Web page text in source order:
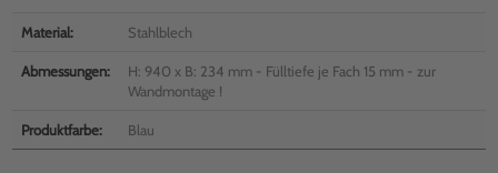
Material: Stahlblech
Abmessungen:
H: 940 x B: 234 mm - Fülltiefe je Fach 15 mm - zur
Wandmontage !
Produktfarbe: Blau